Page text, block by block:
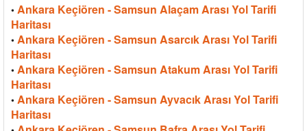
• Ankara Keçiören - Samsun Alaçam Arası Yol Tarifi
Haritası
• Ankara Keçiören - Samsun Asarcık Arası Yol Tarifi
Haritası
• Ankara Keçiören - Samsun Atakum Arası Yol Tarifi
Haritası
• Ankara Keçiören - Samsun Ayvacık Arası Yol Tarifi
Haritası